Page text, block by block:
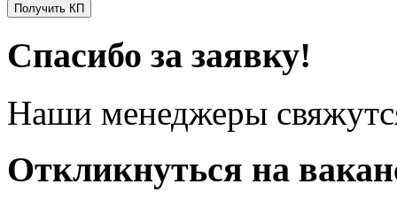
Получить КП
Спасибо за заявку!
Наши менеджеры
Откликнуться на